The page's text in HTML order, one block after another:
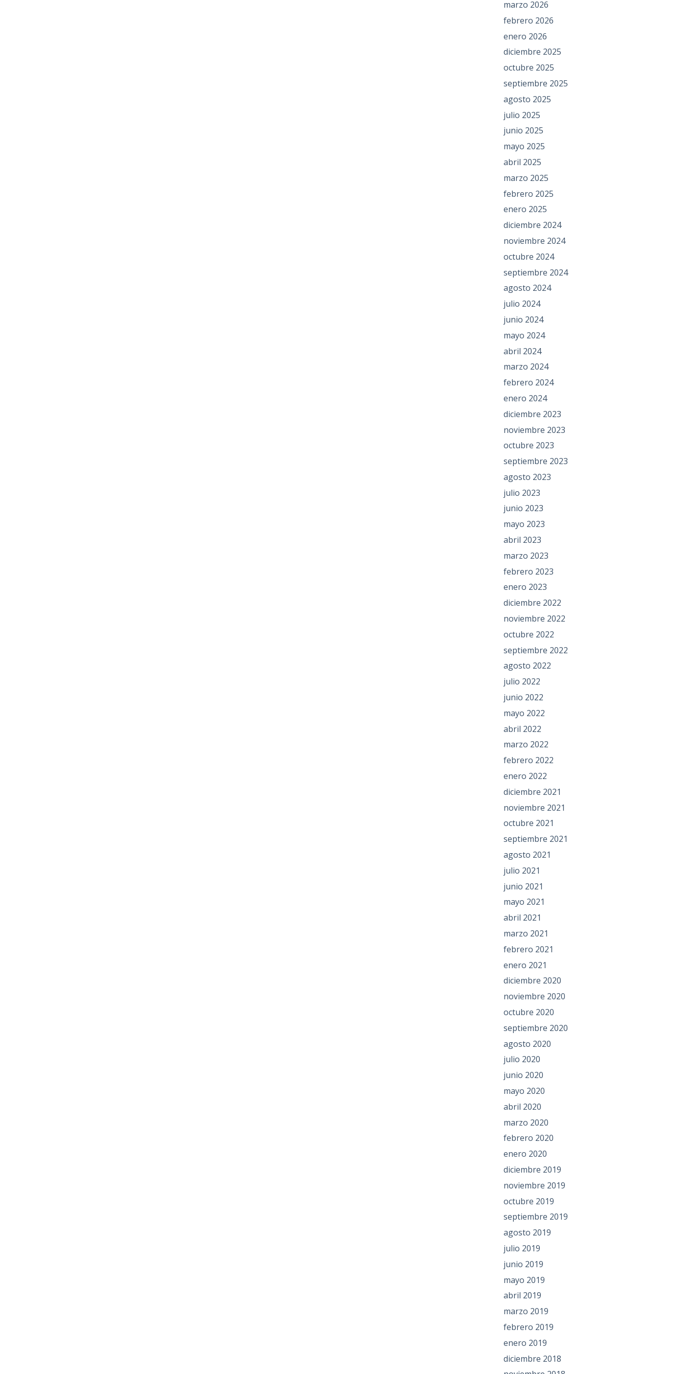
marzo 2026
febrero 2026
enero 2026
diciembre 2025
octubre 2025
septiembre 2025
agosto 2025
julio 2025
junio 2025
mayo 2025
abril 2025
marzo 2025
febrero 2025
enero 2025
diciembre 2024
noviembre 2024
octubre 2024
septiembre 2024
agosto 2024
julio 2024
junio 2024
mayo 2024
abril 2024
marzo 2024
febrero 2024
enero 2024
diciembre 2023
noviembre 2023
octubre 2023
septiembre 2023
agosto 2023
julio 2023
junio 2023
mayo 2023
abril 2023
marzo 2023
febrero 2023
enero 2023
diciembre 2022
noviembre 2022
octubre 2022
septiembre 2022
agosto 2022
julio 2022
junio 2022
mayo 2022
abril 2022
marzo 2022
febrero 2022
enero 2022
diciembre 2021
noviembre 2021
octubre 2021
septiembre 2021
agosto 2021
julio 2021
junio 2021
mayo 2021
abril 2021
marzo 2021
febrero 2021
enero 2021
diciembre 2020
noviembre 2020
octubre 2020
septiembre 2020
agosto 2020
julio 2020
junio 2020
mayo 2020
abril 2020
marzo 2020
febrero 2020
enero 2020
diciembre 2019
noviembre 2019
octubre 2019
septiembre 2019
agosto 2019
julio 2019
junio 2019
mayo 2019
abril 2019
marzo 2019
febrero 2019
enero 2019
diciembre 2018